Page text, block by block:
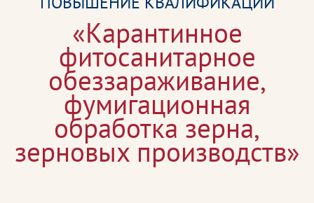
«Карантинное
фитосанитарное
обеззараживание,
фумигационная
обработка зерна,
зерновых производств»